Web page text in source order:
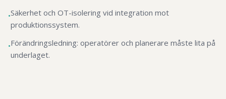
•Säkerhet och OT-isolering vid integration mot
produktionssystem.
•Förändringsledning: operatörer och planerare måste lita på
underlaget.